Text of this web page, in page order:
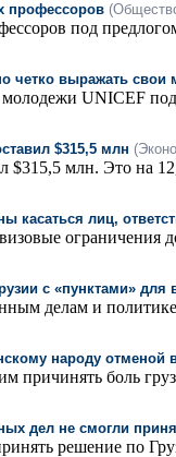
профессоров
под
четко выражать
UNICEF
$315,5 млн
$315,5 млн. Это на
лиц,
ограничения
с «пунктами» для
делам и политике
народу отменой
причинять боль
дел не смогли
решение по